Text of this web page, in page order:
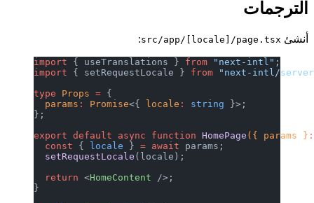
الترجمات
أنشئsrc/app/[locale]/page.tsx
:
import { useTranslations } from "next-intl"
import { setRequestLocale } from
"next-intl/
type Props = {
  params
Promise<{ locale string
}>;
};
export default async function HomePage ({ params }
  const
{ locale } await params;
  setRequestLocale
(locale);
  return
<HomeContent />;